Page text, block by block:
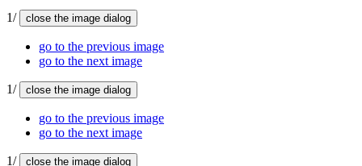
1/ close the image dialog
go to the previous image
go to the next image
1/ close the image dialog
go to the previous image
go to the next image
1/ close the image dialog